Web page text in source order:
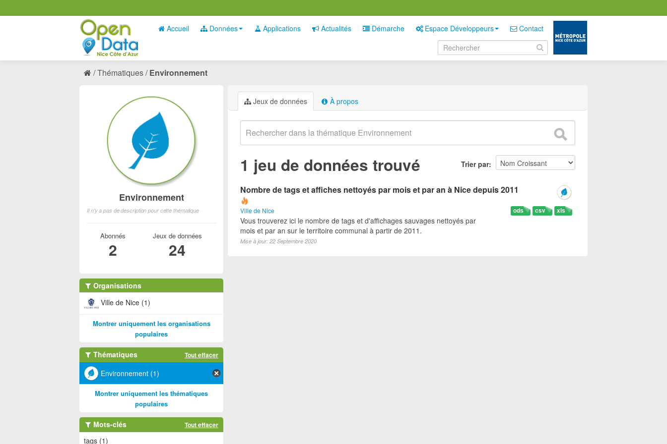
Accueil Données Applications Actualités Démarche Espace Développeurs Contact
Thématiques Environnement
Jeux de données À propos
Trier par
1 jeu de données trouvé
Nombre de tags et affiches nettoyés par mois et par an à Nice depuis 2011
Ville de Nice xls
csv
ods
Vous trouverez ici le nombre de tags et d'affichages sauvages nettoyés par
mois et par an sur le territoire communal à partir de 2011.
Mise à jour: 22 Septembre 2020
Environnement
Il n'y a pas de description pour cette thématique
Abonnés
2
Jeux de données
24
Organisations
Ville de Nice (1)
Montrer uniquement les organisations
populaires
Thématiques Tout effacer
Environnement (1)
Montrer uniquement les thématiques
populaires
Mots-clés Tout effacer
tags (1)